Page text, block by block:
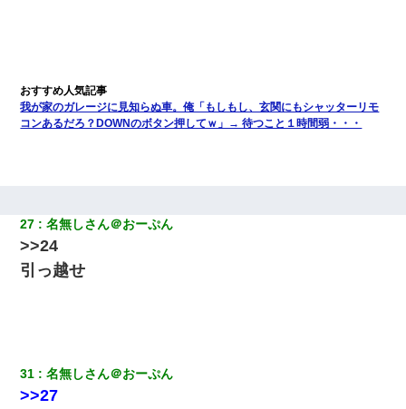
我が家のガレージに見知らぬ車。俺「もしもし、玄関にもシャッターリモ
コンあるだろ？DOWNのボタン押してｗ」→ 待つこと１時間弱・・・
27 名無しさん＠おーぷん
>>24
引っ越せ
31 名無しさん＠おーぷん
>>27